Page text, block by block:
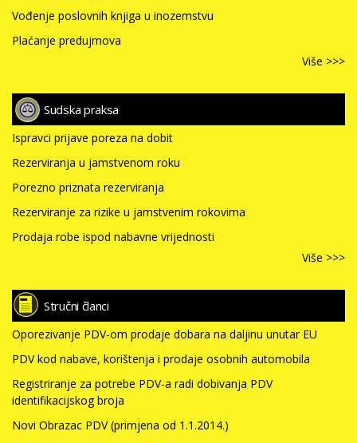
Vođenje poslovnih knjiga u inozemstvu
Plaćanje predujmova
Više >>>
Sudska praksa
Ispravci prijave poreza na dobit
Rezerviranja u jamstvenom roku
Porezno priznata rezerviranja
Rezerviranje za rizike u jamstvenim rokovima
Prodaja robe ispod nabavne vrijednosti
Više >>>
Stručni članci
Oporezivanje PDV-om prodaje dobara na daljinu unutar EU
PDV kod nabave, korištenja i prodaje osobnih automobila
Registriranje za potrebe PDV-a radi dobivanja PDV
identifikacijskog broja
Novi Obrazac PDV (primjena od 1.1.2014.)